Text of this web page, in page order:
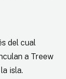
del cual
a Treew
isla.